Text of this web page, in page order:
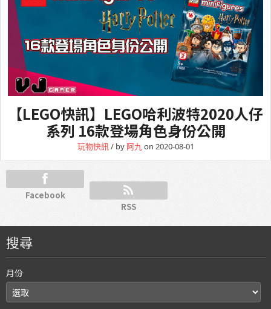
【LEGO快訊】LEGO哈利波特2020人仔
系列 16款登場角色身份公開
玩物快訊 / by 阿九 on 2020-08-01
Facebook
RSS
搜尋
月份